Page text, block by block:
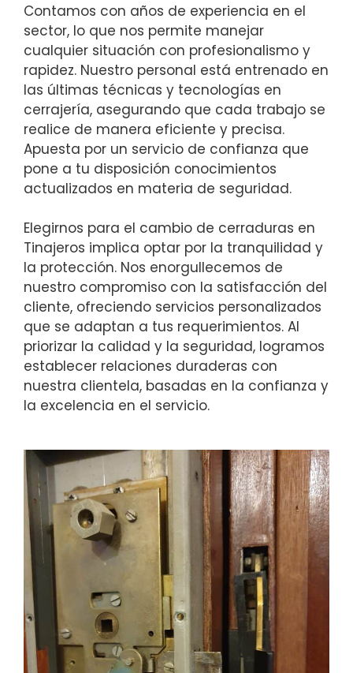
Contamos con años de experiencia en el
sector, lo que nos permite manejar
cualquier situación con profesionalismo y
rapidez. Nuestro personal está entrenado en
las últimas técnicas y tecnologías en
cerrajería, asegurando que cada trabajo se
realice de manera eficiente y precisa.
Apuesta por un servicio de confianza que
pone a tu disposición conocimientos
actualizados en materia de seguridad.
Elegirnos para el cambio de cerraduras en
Tinajeros implica optar por la tranquilidad y
la protección. Nos enorgullecemos de
nuestro compromiso con la satisfacción del
cliente, ofreciendo servicios personalizados
que se adaptan a tus requerimientos. Al
priorizar la calidad y la seguridad, logramos
establecer relaciones duraderas con
nuestra clientela, basadas en la confianza y
la excelencia en el servicio.